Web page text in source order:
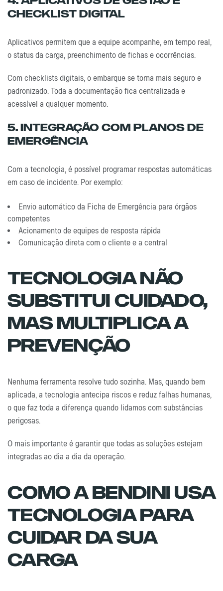
Checklist Digital
Aplicativos permitem que a equipe acompanhe, em tempo real,
o status da carga, preenchimento de fichas e ocorrências.
Com checklists digitais, o embarque se torna mais seguro e
padronizado. Toda a documentação fica centralizada e
acessível a qualquer momento.
5. Integração Com Planos De
Emergência
Com a tecnologia, é possível programar respostas automáticas
em caso de incidente. Por exemplo:
Envio automático da Ficha de Emergência para órgãos
competentes
Acionamento de equipes de resposta rápida
Comunicação direta com o cliente e a central
Tecnologia Não
Substitui Cuidado,
Mas Multiplica A
Prevenção
Nenhuma ferramenta resolve tudo sozinha. Mas, quando bem
aplicada, a tecnologia antecipa riscos e reduz falhas humanas,
o que faz toda a diferença quando lidamos com substâncias
perigosas.
O mais importante é garantir que todas as soluções estejam
integradas ao dia a dia da operação.
Como A Bendini Usa
Tecnologia Para
Cuidar Da Sua
Carga